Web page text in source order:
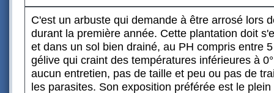
C'est un arbuste qui demande à être arrosé lors
durant la première année. Cette plantation doit
et dans un sol bien drainé, au PH compris entre
gélive qui craint des températures inférieures à
aucun entretien, pas de taille et peu ou pas de
les parasites. Son exposition préférée est le